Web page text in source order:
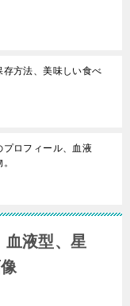
方法、美味しい食べ
プロフィール、血液
血液型、星